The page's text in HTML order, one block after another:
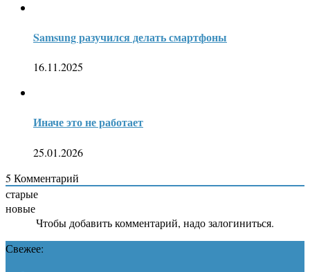
Samsung разучился делать смартфоны
16.11.2025
Иначе это не работает
25.01.2026
5 Комментарий
старые
новые
Чтобы добавить комментарий, надо залогиниться.
Свежее: